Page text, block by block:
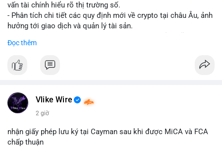
vấn tài chính hiểu rõ thị trường số.
- Phân tích chi tiết các quy định mới về crypto tại châu Âu, ảnh
hưởng tới giao dịch và quản lý tài sản.
nhà đầu tư chuẩn bị chiến lược.
trong lĩnh vực blockchain.
$btc $eth
#vlikevn #titanbot
Đọc thêm
Vlike Wire
2 giờ
nhận giấy phép lưu ký tại Cayman sau khi được MiCA và FCA
chấp thuận